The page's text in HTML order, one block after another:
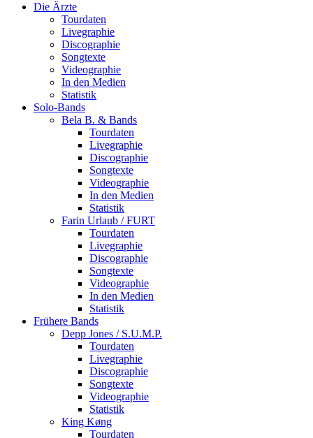
Die Ärzte
Tourdaten
Livegraphie
Discographie
Songtexte
Videographie
In den Medien
Statistik
Solo-Bands
Bela B. & Bands
Tourdaten
Livegraphie
Discographie
Songtexte
Videographie
In den Medien
Statistik
Farin Urlaub / FURT
Tourdaten
Livegraphie
Discographie
Songtexte
Videographie
In den Medien
Statistik
Frühere Bands
Depp Jones / S.U.M.P.
Tourdaten
Livegraphie
Discographie
Songtexte
Videographie
Statistik
King Køng
Tourdaten